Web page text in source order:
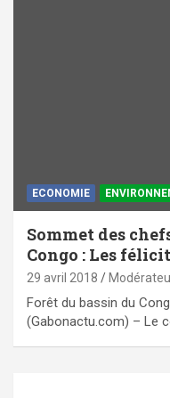
ECONOMIE
Sommet des
Congo : Les
29 avril 2018
Forêt du bassin du
(Gabonactu.com) – Le